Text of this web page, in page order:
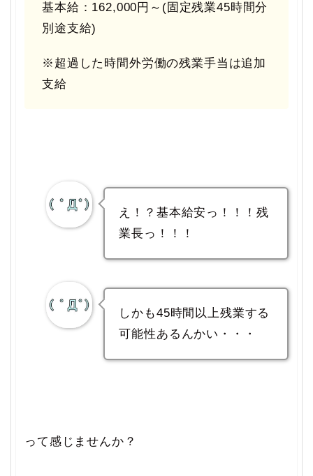
基本給：162,000円～(固定残業45時間分
別途支給)
※超過した時間外労働の残業手当は追加
支給
え！？基本給安っ！！！残
業長っ！！！
しかも45時間以上残業する
可能性あるんかい・・・
って感じませんか？